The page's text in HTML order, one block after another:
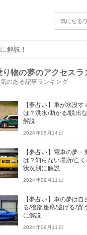
解説！
り物の夢のアクセスラ
気のある記事ランキング
【夢占い】車が水没す
は？洪水/助かる/脱出
解説
2024年05月14日
【夢占い】電車の夢
は？知らない場所/亡
状況別に解説
2024年09月11日
【夢占い】車の夢は
る/後部座席/逃げる/買
に解説
2024年09月11日